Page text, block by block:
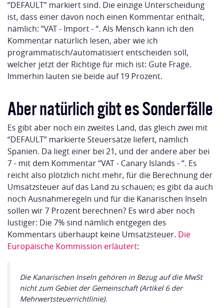
“DEFAULT” markiert sind. Die einzige Unterscheidung
ist, dass einer davon noch einen Kommentar enthält,
nämlich: “VAT - Import - “. Als Mensch kann ich den
Kommentar natürlich lesen, aber wie ich
programmatisch/automatisiert entscheiden soll,
welcher jetzt der Richtige für mich ist: Gute Frage.
Immerhin lauten sie beide auf 19 Prozent.
Aber natürlich gibt es Sonderfälle
Es gibt aber noch ein zweites Land, das gleich zwei mit
“DEFAULT” markierte Steuersätze liefert, nämlich
Spanien. Da liegt einer bei 21, und der andere aber bei
7 - mit dem Kommentar “VAT - Canary Islands - “. Es
reicht also plötzlich nicht mehr, für die Berechnung der
Umsatzsteuer auf das Land zu schauen; es gibt da auch
noch Ausnahmeregeln und für die Kanarischen Inseln
sollen wir 7 Prozent berechnen? Es wird aber noch
lustiger: Die 7% sind nämlich entgegen des
Kommentars überhaupt keine Umsatzsteuer. Die
Europäische Kommission erläutert:
Die Kanarischen Inseln gehören in Bezug auf die MwSt
nicht zum Gebiet der Gemeinschaft (Artikel 6 der
Mehrwertsteuerrichtlinie).